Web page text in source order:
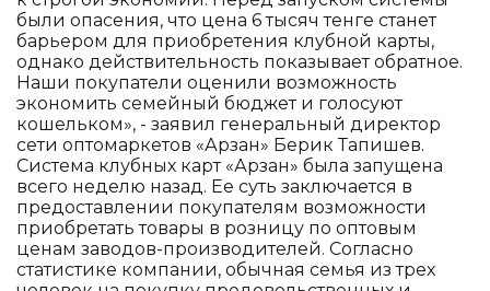
были опасения, что цена 6 тысяч тенге станет
барьером для приобретения клубной карты,
однако действительность показывает обратное.
Наши покупатели оценили возможность
экономить семейный бюджет и голосуют
кошельком», - заявил генеральный директор
сети оптомаркетов «Арзан» Берик Тапишев.
Система клубных карт «Арзан» была запущена
всего неделю назад. Ее суть заключается в
предоставлении покупателям возможности
приобретать товары в розницу по оптовым
ценам заводов-производителей. Согласно
статистике компании, обычная семья из трех